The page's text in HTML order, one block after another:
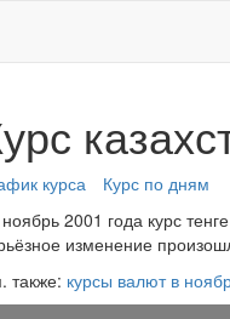
курса
Курс по дням
2001 года курс
изменение
также: курсы валют в